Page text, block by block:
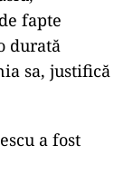
fapte
durată
sa, justifică
a fost